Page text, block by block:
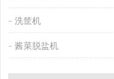
洗筐机
酱菜脱盐机